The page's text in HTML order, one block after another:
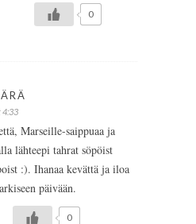
0
4:33
Marseille-saippuaa ja
lähteepi tahrat söpöist
:). Ihanaa kevättä ja iloa
päivään.
0